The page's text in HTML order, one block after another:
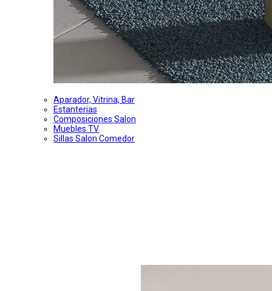
Aparador, Vitrina, Bar
Estanterias
Composiciones Salon
Muebles TV
Sillas Salon Comedor